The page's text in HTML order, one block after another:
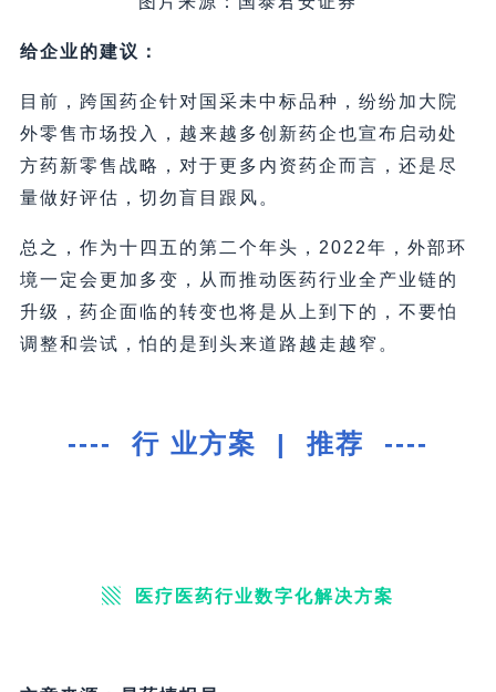
给企业的建议：
目前，跨国药企针对国采未中标品种，纷纷加大院
外零售市场投入，越来越多创新药企也宣布启动处
方药新零售战略，对于更多内资药企而言，还是尽
量做好评估，切勿盲目跟风。
总之，作为十四五的第二个年头，2022年，外部环
境一定会更加多变，从而推动医药行业全产业链的
升级，药企面临的转变也将是从上到下的，不要怕
调整和尝试，怕的是到头来道路越走越窄。
---- 行 业方案 | 推荐 ----
▧ 医疗医药行业数字化解决方案